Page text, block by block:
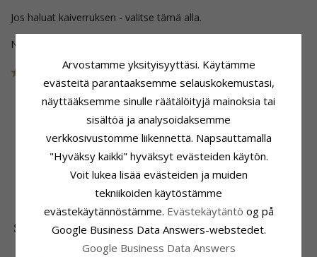
Jos haluat kaiverruksen - valitse tämä alla.
Tuotenro 45T200G40 POISTUU
Tuoteseloste
Karaatin: 14
Kultaa
Sormuspohja
Paksuus:2,0 mm
Vaaka:5,5 G
Toimitusaika:Noin 5 Viikkoa
SUOSITUIMMAT TUOTTEET LUOKASSA
Arvostamme yksityisyyttäsi. Käytämme
evästeitä parantaaksemme selauskokemustasi,
näyttääksemme sinulle räätälöityjä mainoksia tai
sisältöä ja analysoidaksemme
verkkosivustomme liikennettä. Napsauttamalla
"Hyväksy kaikki" hyväksyt evästeiden käytön.
Voit lukea lisää evästeiden ja muiden
tekniikoiden käytöstämme
evästekäytännöstämme. Evästekäytäntö og på
Google Business Data Answers-webstedet.
Google Business Data Answers